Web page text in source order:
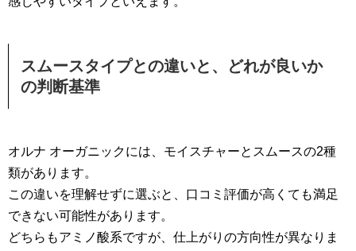
スムースタイプとの違いと、どれが良いか
の判断基準
オルナ オーガニックには、モイスチャーとスムースの2種
類があります。
この違いを理解せずに選ぶと、口コミ評価が高くても満足
できない可能性があります。
どちらもアミノ酸系ですが、仕上がりの方向性が異なりま